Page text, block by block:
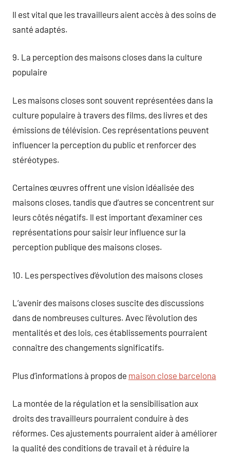
Il est vital que les travailleurs aient accès à des soins de
santé adaptés.
9. La perception des maisons closes dans la culture
populaire
Les maisons closes sont souvent représentées dans la
culture populaire à travers des films, des livres et des
émissions de télévision. Ces représentations peuvent
influencer la perception du public et renforcer des
stéréotypes.
Certaines œuvres offrent une vision idéalisée des
maisons closes, tandis que d’autres se concentrent sur
leurs côtés négatifs. Il est important d’examiner ces
représentations pour saisir leur influence sur la
perception publique des maisons closes.
10. Les perspectives d’évolution des maisons closes
L’avenir des maisons closes suscite des discussions
dans de nombreuses cultures. Avec l’évolution des
mentalités et des lois, ces établissements pourraient
connaître des changements significatifs.
Plus d’informations à propos de maison close barcelona
La montée de la régulation et la sensibilisation aux
droits des travailleurs pourraient conduire à des
réformes. Ces ajustements pourraient aider à améliorer
la qualité des conditions de travail et à réduire la